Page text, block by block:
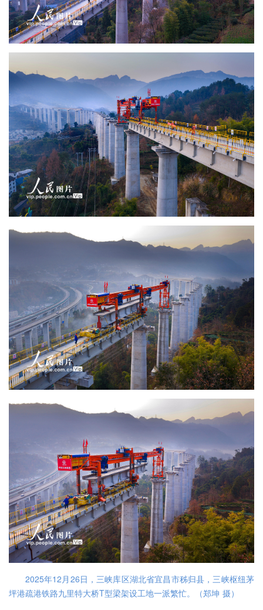
2025年12月26日，三峡库区湖北省宜昌市秭归县，三峡枢纽茅
坪港疏港铁路九里特大桥T型梁架设工地一派繁忙。
（郑坤 摄）